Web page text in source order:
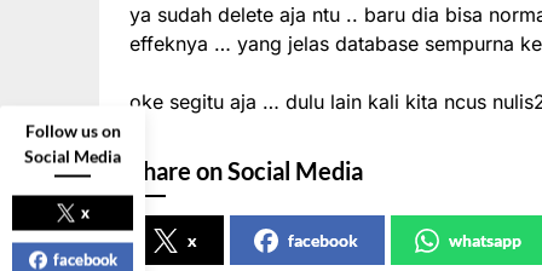
ya sudah delete aja ntu .. baru dia bisa
effeknya … yang jelas database sempurna
oke segitu aja … dulu lain kali kita ncus
Share on Social Media
x facebook whatsapp
Follow us on
Social Media
x
facebook